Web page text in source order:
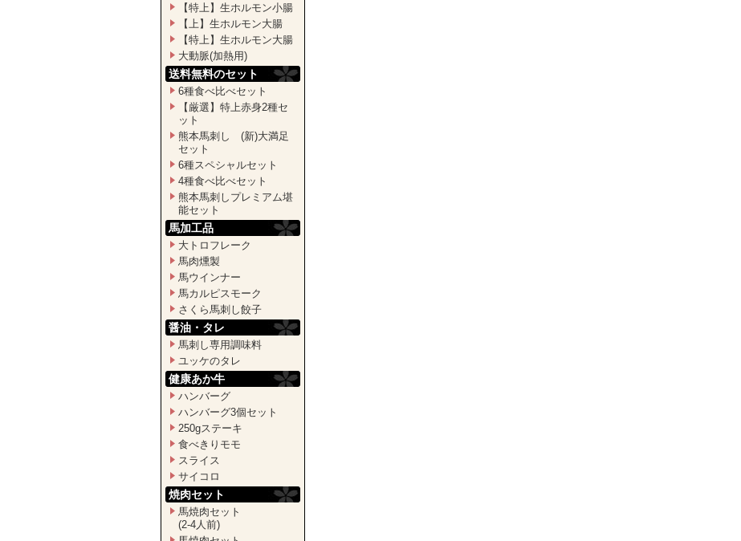
【特上】生ホルモン小腸
【上】生ホルモン大腸
【特上】生ホルモン大腸
大動脈(加熱用)
送料無料のセット
6種食べ比べセット
【厳選】特上赤身2種セ
ット
熊本馬刺し (新)大満足
セット
6種スペシャルセット
4種食べ比べセット
熊本馬刺しプレミアム堪
能セット
馬加工品
大トロフレーク
馬肉燻製
馬ウインナー
馬カルピスモーク
さくら馬刺し餃子
醤油・タレ
馬刺し専用調味料
ユッケのタレ
健康あか牛
ハンバーグ
ハンバーグ3個セット
250gステーキ
食べきりモモ
スライス
サイコロ
焼肉セット
馬焼肉セット
(2-4人前)